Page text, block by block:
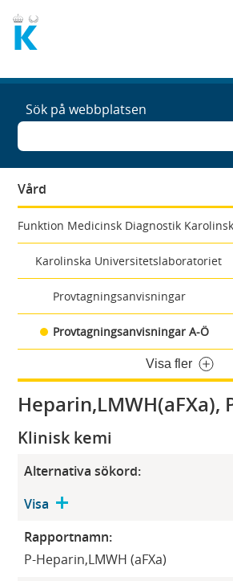
Sök på webbplatsen
Vård
Funktion Medicinsk Diagnostik
Karolinska Universitetslaboratoriet
Provtagningsanvisningar
Provtagningsanvisningar A-Ö
Visa fler
Heparin,LMWH(aFXa),
Klinisk kemi
Alternativa sökord:
Visa
Rapportnamn:
P-Heparin,LMWH (aFXa)